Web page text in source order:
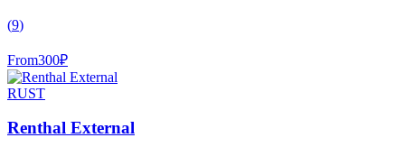
(9)
From300₽
RUST
Renthal External